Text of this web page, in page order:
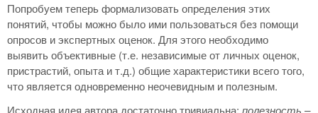
Попробуем теперь формализовать определения этих
понятий, чтобы можно было ими пользоваться без помощи
опросов и экспертных оценок. Для этого необходимо
выявить объективные (т.е. независимые от личных оценок,
пристрастий, опыта и т.д.) общие характеристики всего того,
что является одновременно неочевидным и полезным.
Исходная идея автора достаточно тривиальна: полезность –